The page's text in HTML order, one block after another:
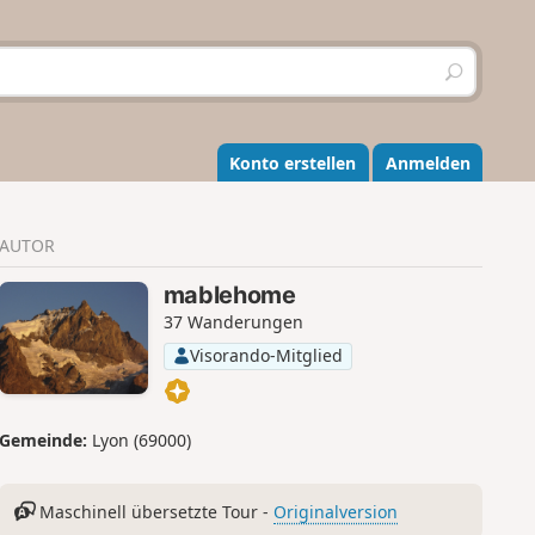
S
u
h
e
n
Konto erstellen Anmelden
AUTOR
mablehome
37 Wanderungen
Visorando-Mitglied
Gemeinde: Lyon (69000)
Maschinell übersetzte Tour - Originalversion